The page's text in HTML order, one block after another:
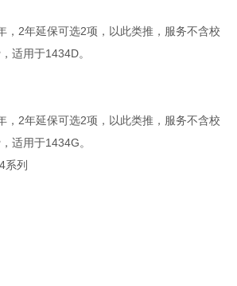
，2年延保可选2项，以此类推，服务不含校
适用于1434D。
，2年延保可选2项，以此类推，服务不含校
适用于1434G。